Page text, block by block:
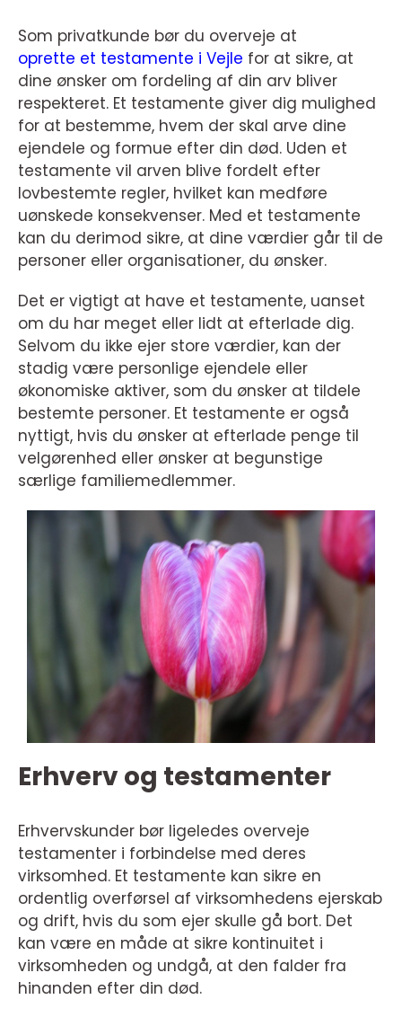
Som privatkunde bør du overveje at
oprette et testamente i Vejle for at sikre, at
dine ønsker om fordeling af din arv bliver
respekteret. Et testamente giver dig mulighed
for at bestemme, hvem der skal arve dine
ejendele og formue efter din død. Uden et
testamente vil arven blive fordelt efter
lovbestemte regler, hvilket kan medføre
uønskede konsekvenser. Med et testamente
kan du derimod sikre, at dine værdier går til de
personer eller organisationer, du ønsker.
Det er vigtigt at have et testamente, uanset
om du har meget eller lidt at efterlade dig.
Selvom du ikke ejer store værdier, kan der
stadig være personlige ejendele eller
økonomiske aktiver, som du ønsker at tildele
bestemte personer. Et testamente er også
nyttigt, hvis du ønsker at efterlade penge til
velgørenhed eller ønsker at begunstige
særlige familiemedlemmer.
Erhverv og testamenter
Erhvervskunder bør ligeledes overveje
testamenter i forbindelse med deres
virksomhed. Et testamente kan sikre en
ordentlig overførsel af virksomhedens ejerskab
og drift, hvis du som ejer skulle gå bort. Det
kan være en måde at sikre kontinuitet i
virksomheden og undgå, at den falder fra
hinanden efter din død.